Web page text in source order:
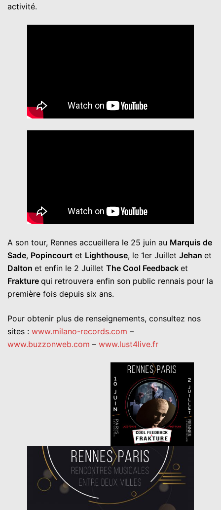
activité.
A son tour, Rennes accueillera le 25 juin au Marquis de
Sade, Popincourt et Lighthouse, le 1er Juillet Jehan et
Dalton et enfin le 2 Juillet The Cool Feedback et
Frakture qui retrouvera enfin son public rennais pour la
première fois depuis six ans.
Pour obtenir plus de renseignements, consultez nos
sites : www.milano-records.com –
www.buzzonweb.com – www.lust4live.fr